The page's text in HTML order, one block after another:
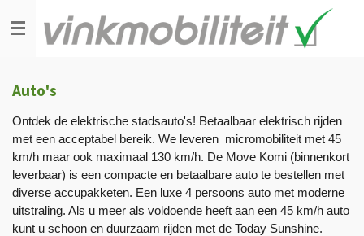
to
Auto's
Ontdek de elektrische stadsauto's! Betaalbaar elektrisch rijden
met een acceptabel bereik. We leveren micromobiliteit met 45
km/h maar ook maximaal 130 km/h. De Move Komi (binnenkort
leverbaar) is een compacte en betaalbare auto te bestellen met
diverse accupakketen. Een luxe 4 persoons auto met moderne
uitstraling. Als u meer als voldoende heeft aan een 45 km/h auto
kunt u schoon en duurzaam rijden met de Today Sunshine.